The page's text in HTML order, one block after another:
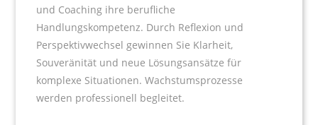
und Coaching ihre berufliche
Handlungskompetenz. Durch Reflexion und
Perspektivwechsel gewinnen Sie Klarheit,
Souveränität und neue Lösungsansätze für
komplexe Situationen. Wachstumsprozesse
werden professionell begleitet.